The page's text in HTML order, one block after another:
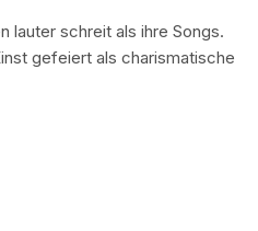
lauter schreit als ihre Songs.
gefeiert als charismatische